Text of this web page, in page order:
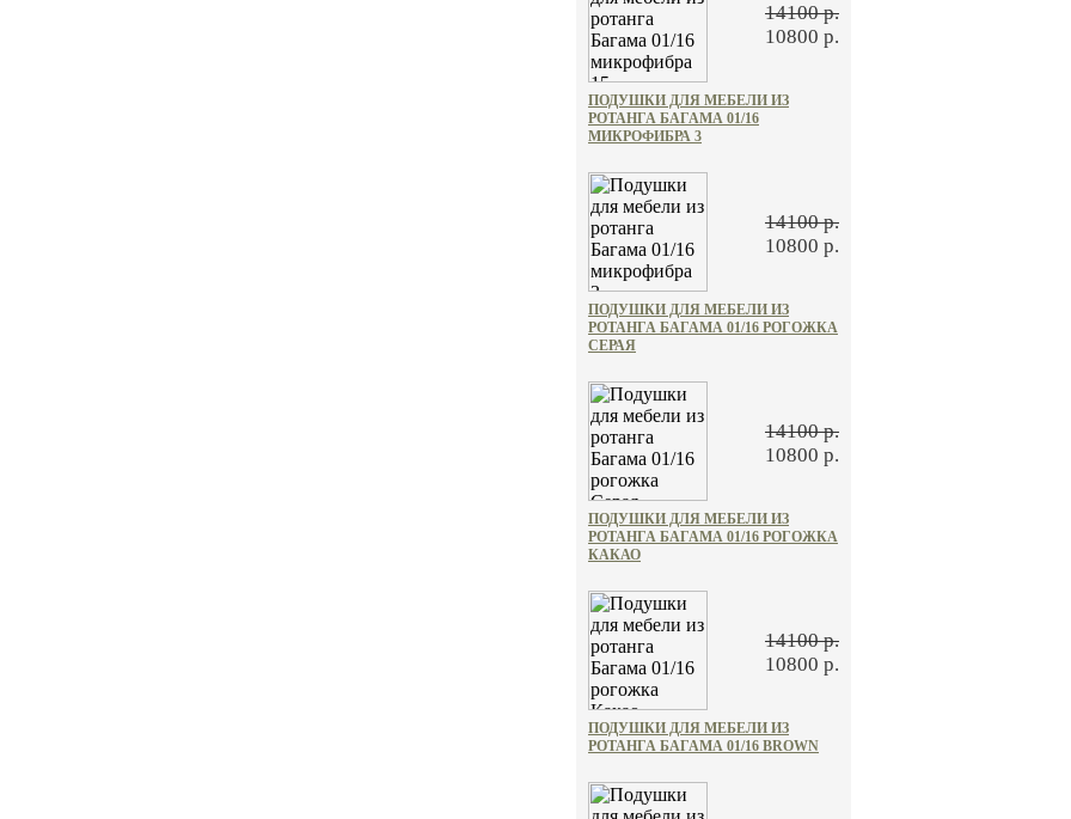
14100 р.
10800 р.
ПОДУШКИ ДЛЯ МЕБЕЛИ ИЗ
РОТАНГА БАГАМА 01/16
МИКРОФИБРА 3
14100 р.
10800 р.
ПОДУШКИ ДЛЯ МЕБЕЛИ ИЗ
РОТАНГА БАГАМА 01/16 РОГОЖКА
СЕРАЯ
14100 р.
10800 р.
ПОДУШКИ ДЛЯ МЕБЕЛИ ИЗ
РОТАНГА БАГАМА 01/16 РОГОЖКА
КАКАО
14100 р.
10800 р.
ПОДУШКИ ДЛЯ МЕБЕЛИ ИЗ
РОТАНГА БАГАМА 01/16 BROWN